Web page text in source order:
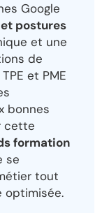
Google
postures
et une
de
et PME
bonnes
cette
formation
se
tout
optimisée.